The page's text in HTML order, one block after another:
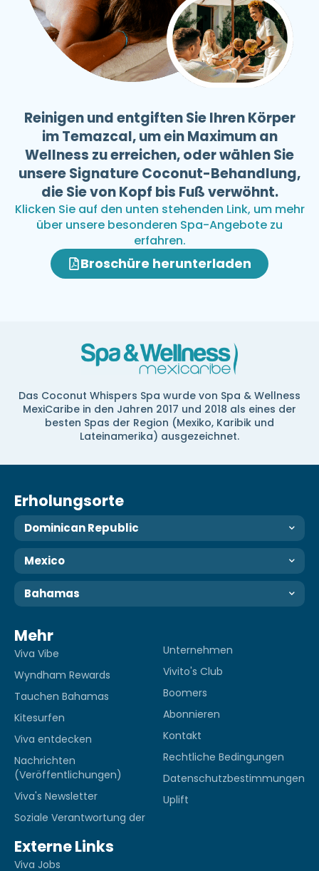
Reinigen und entgiften Sie Ihren Körper
im Temazcal, um ein Maximum an
Wellness zu erreichen, oder wählen Sie
unsere Signature Coconut-Behandlung,
die Sie von Kopf bis Fuß verwöhnt.
Klicken Sie auf den unten stehenden Link, um mehr
über unsere besonderen Spa-Angebote zu
erfahren.
Broschüre herunterladen
Das Coconut Whispers Spa wurde von Spa & Wellness
MexiCaribe in den Jahren 2017 und 2018 als eines der
besten Spas der Region (Mexiko, Karibik und
Lateinamerika) ausgezeichnet.
Erholungsorte
Dominican Republic
Mexico
Bahamas
Mehr
Viva Vibe
Wyndham Rewards
Tauchen Bahamas
Kitesurfen
Viva entdecken
Nachrichten
(Veröffentlichungen)
Viva's Newsletter
Soziale Verantwortung der
Unternehmen
Vivito's Club
Boomers
Abonnieren
Kontakt
Rechtliche Bedingungen
Datenschutzbestimmungen
Uplift
Externe Links
Viva Jobs